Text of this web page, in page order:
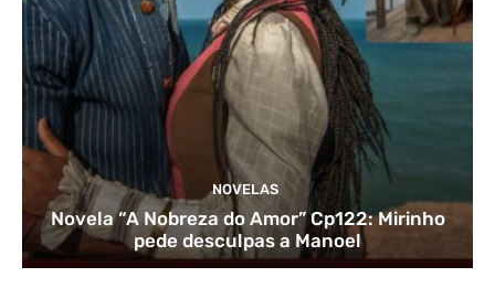
NOVELAS
Novela “A Nobreza do Amor” Cp122: Mirinho
pede desculpas a Manoel